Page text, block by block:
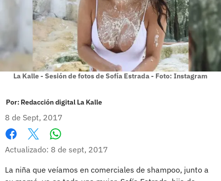
La Kalle - Sesión de fotos de Sofía Estrada - Foto: Instagram
Por: Redacción digital La Kalle
8 de Sept, 2017
Facebook
X
Actualizado: 8 de sept, 2017
La niña que veíamos en comerciales de shampoo, junto a